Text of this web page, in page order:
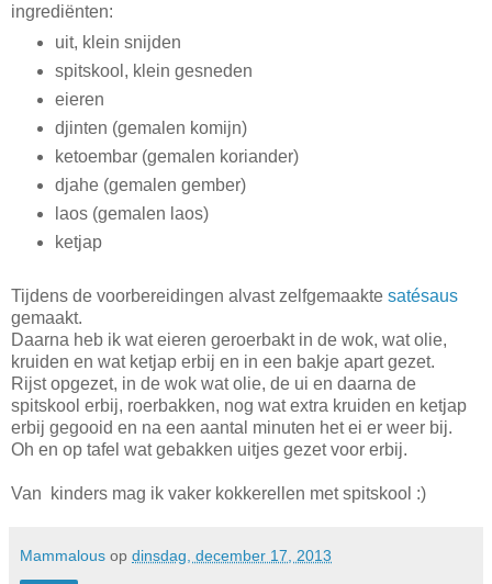
ingrediënten:
uit, klein snijden
spitskool, klein gesneden
eieren
djinten (gemalen komijn)
ketoembar (gemalen koriander)
djahe (gemalen gember)
laos (gemalen laos)
ketjap
Tijdens de voorbereidingen alvast zelfgemaakte satésaus
gemaakt.
Daarna heb ik wat eieren geroerbakt in de wok, wat olie,
kruiden en wat ketjap erbij en in een bakje apart gezet.
Rijst opgezet, in de wok wat olie, de ui en daarna de
spitskool erbij, roerbakken, nog wat extra kruiden en ketjap
erbij gegooid en na een aantal minuten het ei er weer bij.
Oh en op tafel wat gebakken uitjes gezet voor erbij.
Van kinders mag ik vaker kokkerellen met spitskool :)
Mammalous op dinsdag, december 17, 2013